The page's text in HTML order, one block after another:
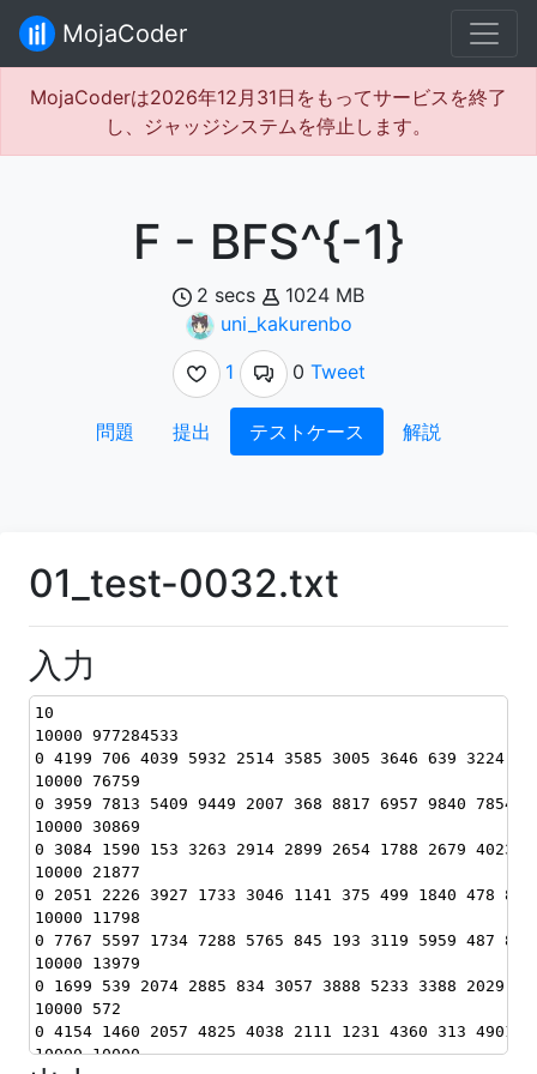
MojaCoder
MojaCoderは2026年12月31日をもってサービスを終了
し、ジャッジシステムを停止します。
F - BFS^{-1}
2 secs
1024 MB
uni_kakurenbo
1
0 Tweet
問題 提出 テストケース 解説
01_test-0032.txt
入力
10
10000 977284533
0 4199 706 4039 5932 2514 3585 3005 3646 639 3224
10000 76759
0 3959 7813 5409 9449 2007 368 8817 6957 9840 7854
10000 30869
0 3084 1590 153 3263 2914 2899 2654 1788 2679 4023
10000 21877
0 2051 2226 3927 1733 3046 1141 375 499 1840 478
10000 11798
0 7767 5597 1734 7288 5765 845 193 3119 5959 487
10000 13979
0 1699 539 2074 2885 834 3057 3888 5233 3388 2029
10000 572
0 4154 1460 2057 4825 4038 2111 1231 4360 313 4901
10000 10000